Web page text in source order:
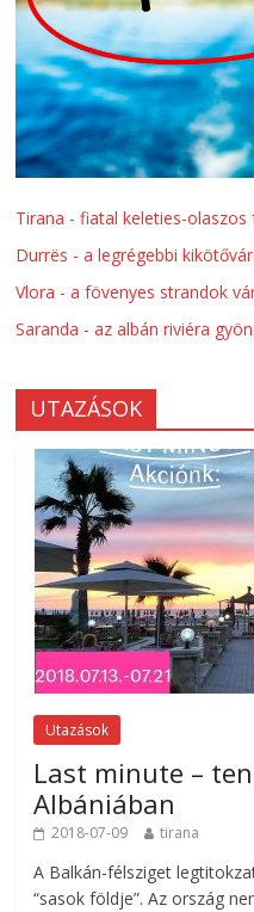
Tirana - fiatal keleties-olaszos
Durrës - a legrégebbi
Vlora - a fövenyes strandok
Saranda - az albán riviéra
UTAZÁSOK
Utazások
Last minute –
Albániában
2018-07-09 tirana
A Balkán-félsziget
“sasok földje”. Az ország